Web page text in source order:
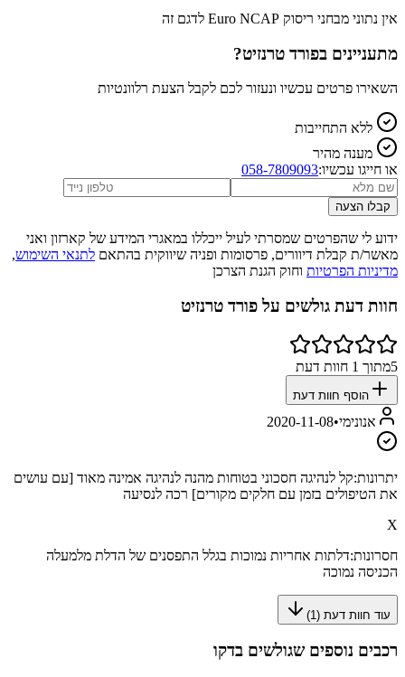
אין נתוני מבחני ריסוק Euro NCAP לדגם זה
מתעניינים בפורד טרנזיט?
השאירו פרטים עכשיו ונעזור לכם לקבל הצעת רלוונטיות
ללא התחייבות
מענה מהיר
או חייגו עכשיו:058-7809093
קבלו הצעה
ידוע לי שהפרטים שמסרתי לעיל ייכללו במאגרי המידע של קארזון ואני
מאשר/ת קבלת דיוורים, פרסומות ופניה שיווקית בהתאם לתנאי השימוש,
מדיניות הפרטיות וחוק הגנת הצרכן
חוות דעת גולשים על פורד טרנזיט
5מתוך 1 חוות דעת
הוסף חוות דעת
אנונימי•
2020-11-08
יתרונות:קל לנהיגה חסכוני בטוחות מהנה לנהיגה אמינה מאוד [עם עושים
את הטיפולים בזמן עם חלקים מקורים] רכה לנסיעה
X
חסרונות:דלתות אחריות נמוכות בגלל התפסנים של הדלת מלמעלה
הכניסה נמוכה
עוד חוות דעת (1
)
רכבים נוספים שגולשים בדקו